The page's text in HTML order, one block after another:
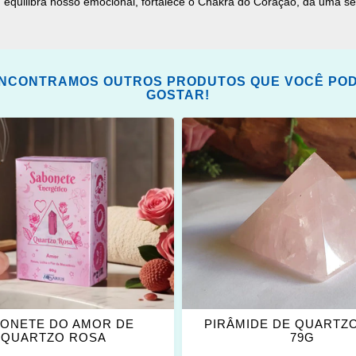
OUTROS PRODUTOS QUE VOCÊ
GOSTAR!
DO AMOR DE
QUARTZO ROSA
ADICIONAR
OS
FAVORITOS
PIRÂMIDE DE
79G